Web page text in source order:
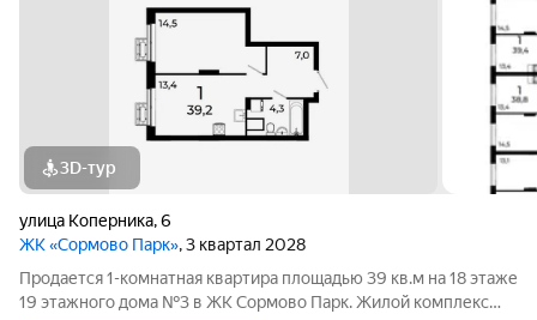
3D-тур
улица Коперника,6
ЖК «Сормово Парк», 3 квартал 2028
Продается 1-комнатная квартира площадью 39 кв.м на 18 этаже
19 этажного дома №3 в ЖК Сормово Парк. Жилой комплекс